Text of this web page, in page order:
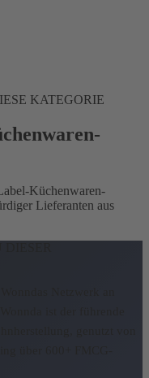
KATEGORIE
Küchenwaren-
Lieferanten aus